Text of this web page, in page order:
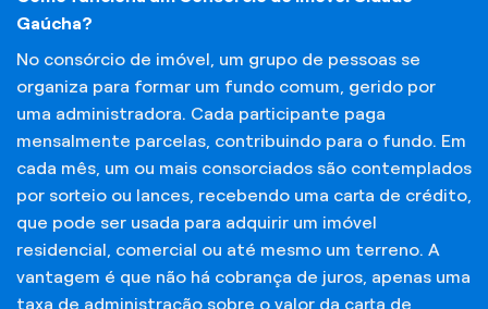
Gaúcha?
No consórcio de imóvel, um grupo de pessoas se
organiza para formar um fundo comum, gerido por
uma administradora. Cada participante paga
mensalmente parcelas, contribuindo para o fundo. Em
cada mês, um ou mais consorciados são contemplados
por sorteio ou lances, recebendo uma carta de crédito,
que pode ser usada para adquirir um imóvel
residencial, comercial ou até mesmo um terreno. A
vantagem é que não há cobrança de juros, apenas uma
taxa de administração sobre o valor da carta de